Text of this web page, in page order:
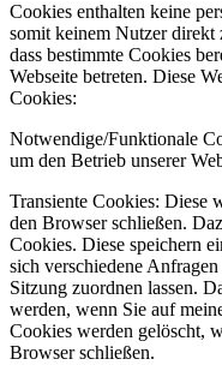
Cookies enthalten keine
somit keinem Nutzer direkt
dass bestimmte Cookies
Webseite betreten. Diese
Cookies:
Notwendige/Funktionale
um den Betrieb unserer
Transiente Cookies: Diese
den Browser schließen.
Cookies. Diese speichern
sich verschiedene
Sitzung zuordnen lassen.
werden, wenn Sie auf
Cookies werden gelöscht,
Browser schließen.